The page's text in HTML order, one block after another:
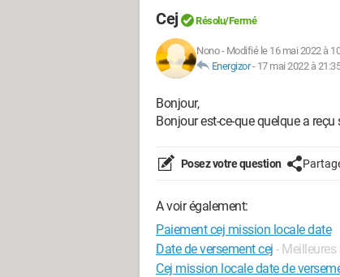
Cej Résolu/Fermé
Nono- Modifié le 16 mai 2022 à
Energizor- 17 mai 2022 à 21:35
Bonjour,
Bonjour est-ce-que quelque a
Posez votre question
A voir également:
Paiement cej mission locale date
Date de versement cej - Meilleures
Cej mission locale date de